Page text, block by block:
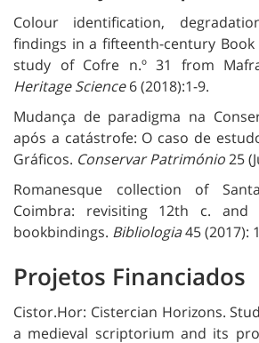
Colour identification,
findings in a fifteenth-century
study of Cofre n.º 31 from
Heritage Science6 (2018):1-9.
Mudança de paradigma na
após a catástrofe: O caso de
Gráficos. Conservar Património25
Romanesque collection of
Coimbra: revisiting 12th c. and
bookbindings. Bibliologia45 (2017):
Projetos Financiados
Cistor.Hor: Cistercian Horizons.
a medieval scriptorium and its